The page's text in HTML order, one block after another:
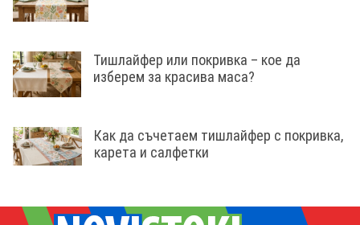
Тишлайфер или покривка – кое да
изберем за красива маса?
Как да съчетаем тишлайфер с покривка,
карета и салфетки